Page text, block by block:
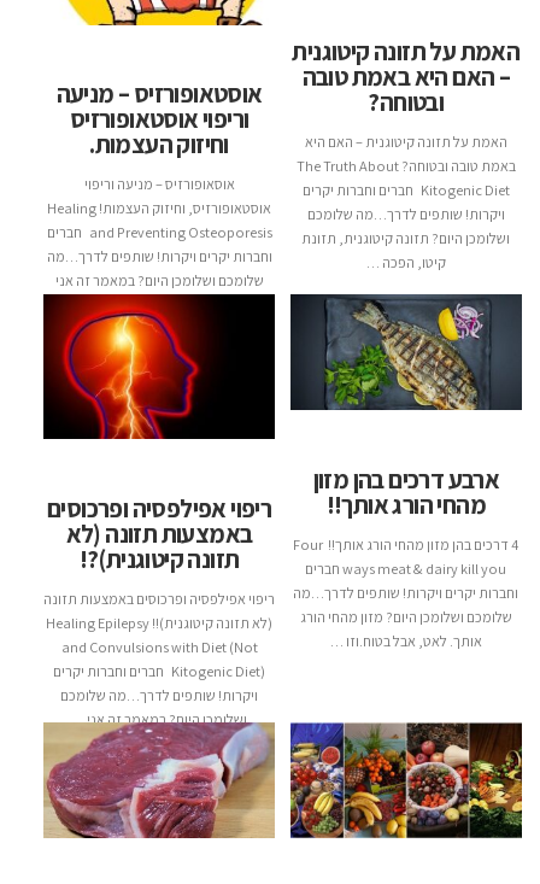
האמת על תזונה קיטוגנית
– האם היא באמת טובה
ובטוחה?
האמת על תזונה קיטוגנית – האם היא
באמת טובה ובטוחה? The Truth About
Kitogenic Diet חברים וחברות יקרים
ויקרות! שותפים לדרך…מה שלומכם
ושלומכן היום? תזונה קיטוגנית, תזונת
קיטו, הפכה …
אוסטאופורזיס – מניעה
וריפוי אוסטאופורזיס
וחיזוק העצמות.
אוסאופורזיס – מניעה וריפוי
אוסטאופורזיס, וחיזוק העצמות! Healing
and Preventing Osteoporesis חברים
וחברות יקרים ויקרות! שותפים לדרך…מה
שלומכם ושלומכן היום? במאמר זה אני
העצמות …
ארבע דרכים בהן מזון
מהחי הורג אותך!!
4 דרכים בהן מזון מהחי הורג אותך!! Four
ways meat & dairy kill you חברים
וחברות יקרים ויקרות! שותפים לדרך…מה
שלומכם ושלומכן היום? מזון מהחי הורג
אותך. לאט, אבל בטוח.וזו …
ריפוי אפילפסיה ופרכוסים
באמצעות תזונה (לא
תזונה קיטוגנית)?!
ריפוי אפילפסיה ופרכוסים באמצעות תזונה
(לא תזונה קיטוגנית)!! Healing Epilepsy
and Convulsions with Diet (Not
Kitogenic Diet) חברים וחברות יקרים
ויקרות! שותפים לדרך…מה שלומכם
ושלומכן היום? במאמר זה אני …